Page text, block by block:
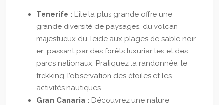
Tenerife : L’île la plus grande offre une
grande diversité de paysages, du volcan
majestueux du Teide aux plages de sable noir,
en passant par des forêts luxuriantes et des
parcs nationaux. Pratiquez la randonnée, le
trekking, l’observation des étoiles et les
activités nautiques.
Gran Canaria : Découvrez une nature